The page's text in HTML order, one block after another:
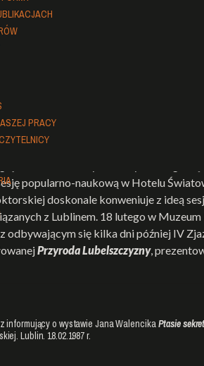
PRACY
IV Ogólnopolski Przegląd Filmów
Filmów Przyrodniczych o nagrodę
popularno-naukową w Hotelu
doskonale konweniuje z ideą
z Lublinem. 18 lutego w
odbywającym się kilka dni później IV
Przyroda Lubelszczyzny,
informujący o wystawie Jana WalencikaPtasie
Lublin. 18.02.1987 r.